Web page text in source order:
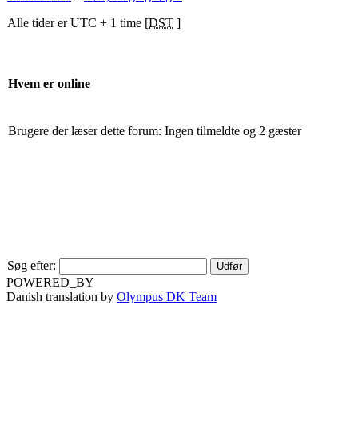
Alle tider er UTC + 1 time [DST ]
Hvem er online
Brugere der læser dette forum: Ingen tilmeldte og 2 gæster
Søg efter:
POWERED_BY
Danish translation by Olympus DK Team